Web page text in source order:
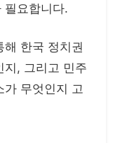
필요합니다.
한국 정치권
지, 그리고 민주
가 무엇인지 고